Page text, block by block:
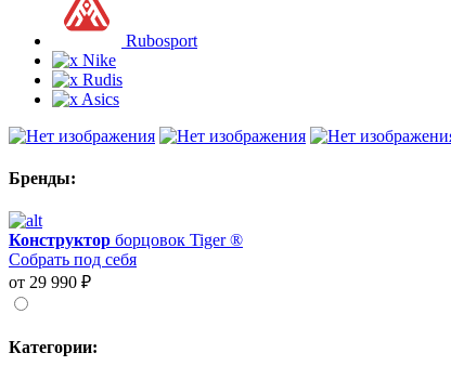
Rubosport
Nike
Rudis
Asics
Бренды:
Конструктор борцовок Tiger ®
Собрать под себя
от 29 990 ₽
Категории: